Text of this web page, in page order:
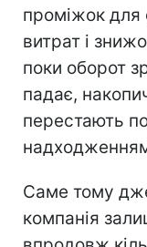
проміжок для
витрат і
поки оборот
падає,
перестають
Саме тому
компанія